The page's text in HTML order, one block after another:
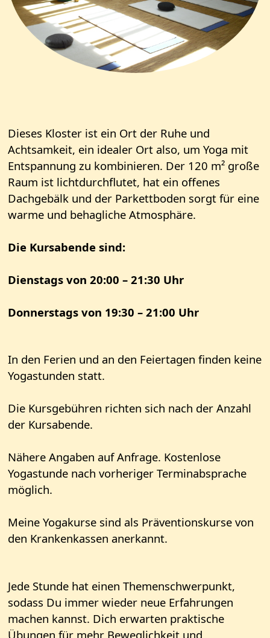
Dieses Kloster ist ein Ort der Ruhe und
Achtsamkeit, ein idealer Ort also, um Yoga mit
Entspannung zu kombinieren. Der 120 m² große
Raum ist lichtdurchflutet, hat ein offenes
Dachgebälk und der Parkettboden sorgt für eine
warme und behagliche Atmosphäre.
Die Kursabende sind:
Dienstags von 20:00 – 21:30 Uhr
Donnerstags von 19:30 – 21:00 Uhr
In den Ferien und an den Feiertagen finden keine
Yogastunden statt.
Die Kursgebühren richten sich nach der Anzahl
der Kursabende.
Nähere Angaben auf Anfrage. Kostenlose
Yogastunde nach vorheriger Terminabsprache
möglich.
Meine Yogakurse sind als Präventionskurse von
den Krankenkassen anerkannt.
Jede Stunde hat einen Themenschwerpunkt,
sodass Du immer wieder neue Erfahrungen
machen kannst. Dich erwarten praktische
Übungen für mehr Beweglichkeit und